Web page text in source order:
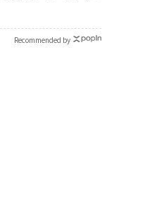
Recommended by